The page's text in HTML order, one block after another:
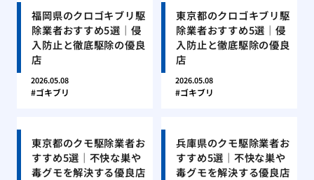
福岡県のクロゴキブリ駆
除業者おすすめ5選｜侵
入防止と徹底駆除の優良
店
2026.05.08
ゴキブリ
東京都のクロゴキブリ駆
除業者おすすめ5選｜侵
入防止と徹底駆除の優良
店
2026.05.08
ゴキブリ
東京都のクモ駆除業者お
すすめ5選｜不快な巣や
毒グモを解決する優良店
兵庫県のクモ駆除業者お
すすめ5選｜不快な巣や
毒グモを解決する優良店